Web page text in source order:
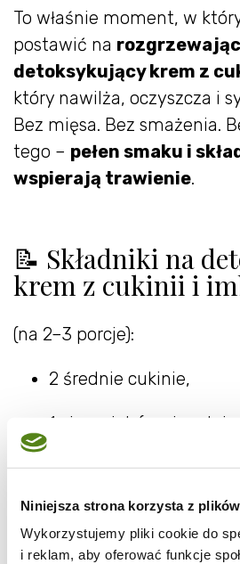
Niniejsza strona korzysta z
Wykorzystujemy pliki cookie do
i reklam, aby oferować funkcje
To właśnie moment, w
postawić na
detoksykujący krem z
który nawilża, oczyszcza i
Bez mięsa. Bez smażenia.
tego – pełen smaku i
wspierają trawienie.
📝 Składniki na
krem z cukinii i
(na 2–3 porcje):
2 średnie cukinie,
1 ziemniak (opcjonalnie
1 ząbek czosnku,